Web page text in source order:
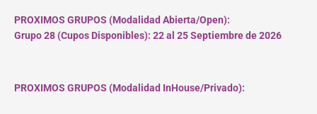
PROXIMOS GRUPOS (Modalidad Abierta/Open):
Grupo 28 (Cupos Disponibles): 22 al 25 Septiembre de 2026
PROXIMOS GRUPOS (Modalidad InHouse/Privado):